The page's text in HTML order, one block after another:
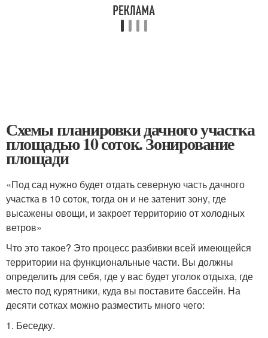
Схемы планировки дачного участка
площадью 10 соток. Зонирование
площади
«Под сад нужно будет отдать северную часть дачного
участка в 10 соток, тогда он и не затенит зону, где
высажены овощи, и закроет территорию от холодных
ветров»
Что это такое? Это процесс разбивки всей имеющейся
территории на функциональные части. Вы должны
определить для себя, где у вас будет уголок отдыха, где
место под курятники, куда вы поставите бассейн. На
десяти сотках можно разместить много чего:
1. Беседку.